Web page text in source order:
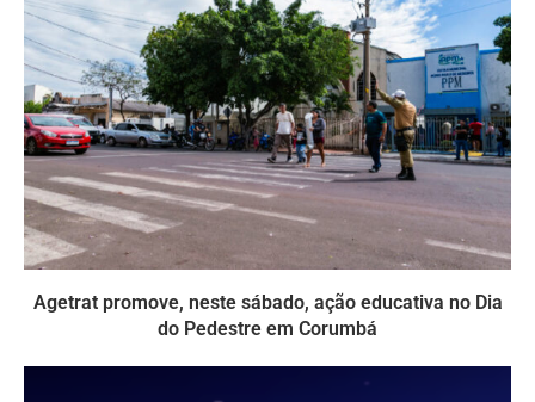
Agetrat promove, neste sábado, ação educativa no Dia
do Pedestre em Corumbá